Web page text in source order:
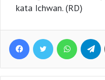
kata Ichwan. (RD)
Facebook Twitter WhatsApp